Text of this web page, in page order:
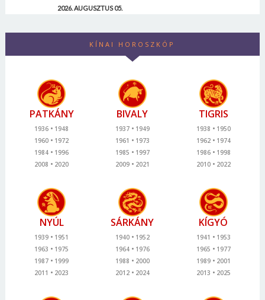
2026. AUGUSZTUS 05.
KÍNAI HOROSZKÓP
PATKÁNY
1936
1948
1960
1972
1984
1996
2008
2020
BIVALY
1937
1949
1961
1973
1985
1997
2009
2021
TIGRIS
1938
1950
1962
1974
1986
1998
2010
2022
NYÚL
1939
1951
1963
1975
1987
1999
2011
2023
SÁRKÁNY
1940
1952
1964
1976
1988
2000
2012
2024
KÍGYÓ
1941
1953
1965
1977
1989
2001
2013
2025